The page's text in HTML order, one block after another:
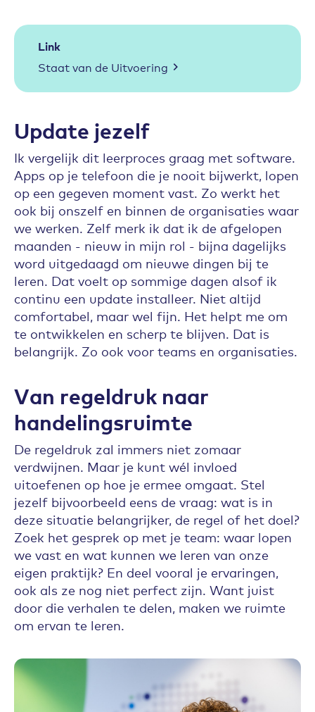
Link
Staat van de Uitvoering
Update jezelf
Ik vergelijk dit leerproces graag met software.
Apps op je telefoon die je nooit bijwerkt, lopen
op een gegeven moment vast. Zo werkt het
ook bij onszelf en binnen de organisaties waar
we werken. Zelf merk ik dat ik de afgelopen
maanden - nieuw in mijn rol - bijna dagelijks
word uitgedaagd om nieuwe dingen bij te
leren. Dat voelt op sommige dagen alsof ik
continu een update installeer. Niet altijd
comfortabel, maar wel fijn. Het helpt me om
te ontwikkelen en scherp te blijven. Dat is
belangrijk. Zo ook voor teams en organisaties.
Van regeldruk naar
handelingsruimte
De regeldruk zal immers niet zomaar
verdwijnen. Maar je kunt wél invloed
uitoefenen op hoe je ermee omgaat. Stel
jezelf bijvoorbeeld eens de vraag: wat is in
deze situatie belangrijker, de regel of het doel?
Zoek het gesprek op met je team: waar lopen
we vast en wat kunnen we leren van onze
eigen praktijk? En deel vooral je ervaringen,
ook als ze nog niet perfect zijn. Want juist
door die verhalen te delen, maken we ruimte
om ervan te leren.